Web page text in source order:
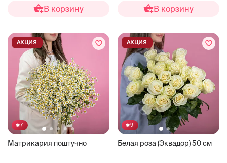
В корзину В корзину
7
Матрикария поштучно
АКЦИЯ
9
Белая роза (Эквадор) 50 см
АКЦИЯ